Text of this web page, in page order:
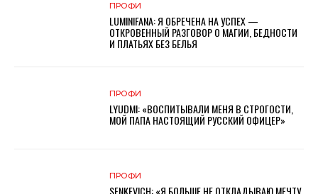
ПРОФИ
LUMINIFANA: Я ОБРЕЧЕНА НА УСПЕХ —
ОТКРОВЕННЫЙ РАЗГОВОР О МАГИИ, БЕДНОСТИ
И ПЛАТЬЯХ БЕЗ БЕЛЬЯ
ПРОФИ
LYUDMI: «ВОСПИТЫВАЛИ МЕНЯ В СТРОГОСТИ,
МОЙ ПАПА НАСТОЯЩИЙ РУССКИЙ ОФИЦЕР»
ПРОФИ
SENKEVICH: «Я БОЛЬШЕ НЕ ОТКЛАДЫВАЮ МЕЧТУ